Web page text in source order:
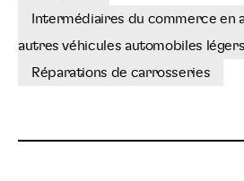
Intermédiaires du commerce en
autres véhicules automobiles
Réparations de carrosseries